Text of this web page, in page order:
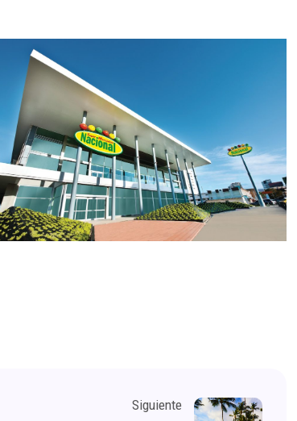
Siguiente